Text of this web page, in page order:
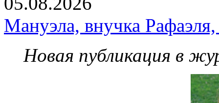
Мануэла, внучка
Новая публикация в